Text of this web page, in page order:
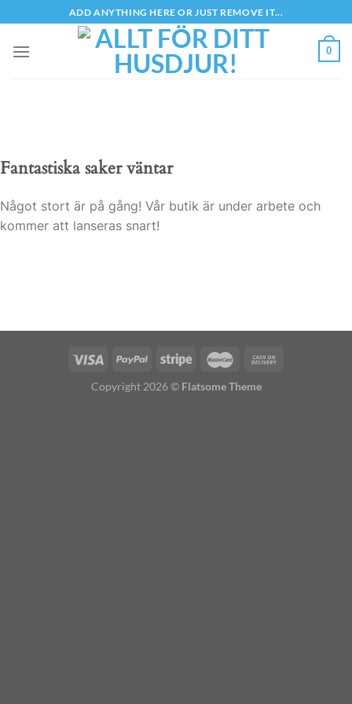
to
content
ADD ANYTHING HERE OR JUST REMOVE IT...
0
Fantastiska saker väntar
Något stort är på gång! Vår butik är under arbete och
kommer att lanseras snart!
Copyright 2026 © Flatsome Theme